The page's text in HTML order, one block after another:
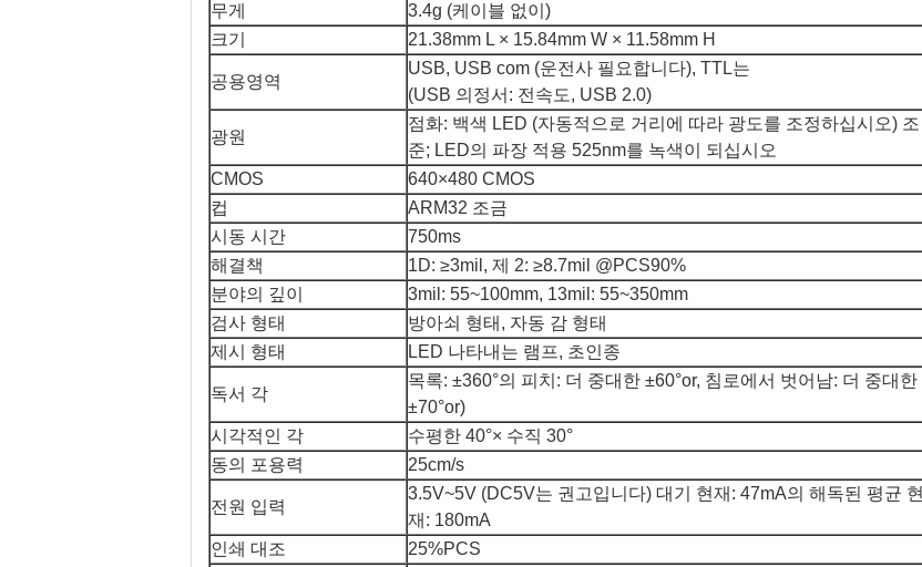
무게
3.4g (케이블 없이)
크기
21.38mm L × 15.84mm W × 11.58mm H
공용영역
USB, USB com (운전사 필요합니다), TTL는
(USB 의정서: 전속도, USB 2.0)
광원
점화: 백색 LED (자동적으로 거리에 따라 광도를 조정하십시오) 조
준; LED의 파장 적용 525nm를 녹색이 되십시오
CMOS
640×480 CMOS
컵
ARM32 조금
시동 시간
750ms
해결책
1D: ≥3mil, 제 2: ≥8.7mil @PCS90%
분야의 깊이
3mil: 55~100mm, 13mil: 55~350mm
검사 형태
방아쇠 형태, 자동 감 형태
제시 형태
LED 나타내는 램프, 초인종
독서 각
목록: ±360°의 피치: 더 중대한 ±60°or, 침로에서 벗어남: 더 중대한
±70°or)
시각적인 각
수평한 40°× 수직 30°
동의 포용력
25cm/s
전원 입력
3.5V~5V (DC5V는 권고입니다) 대기 현재: 47mA의 해독된 평균 현
재: 180mA
인쇄 대조
25%PCS